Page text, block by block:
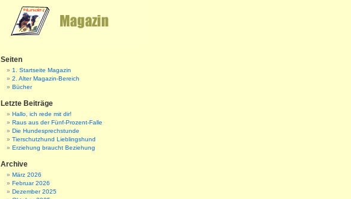
Seiten
1. Startseite Magazin
2. Alter Magazin-Bereich
Bücher
Letzte Beiträge
Hallo, ich rede mit dir!
Raus aus der Fünf-Prozent-Falle
Die Hundesprechstunde
Tierschutzhund Lieblingshund
Erziehung braucht Beziehung
Archive
März 2026
Februar 2026
Dezember 2025